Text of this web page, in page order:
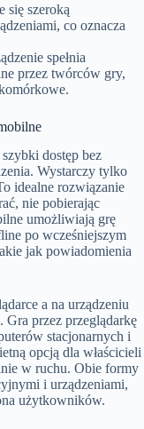
się szeroką
co oznacza
spełnia
przez twórców gry,
dostęp bez
Wystarczy tylko
idealne rozwiązanie
nie pobierając
umożliwiają grę
po wcześniejszym
jak powiadomienia
a na urządzeniu
przez przeglądarkę
stacjonarnych i
opcją dla właścicieli
w ruchu. Obie formy
i urządzeniami,
użytkowników.